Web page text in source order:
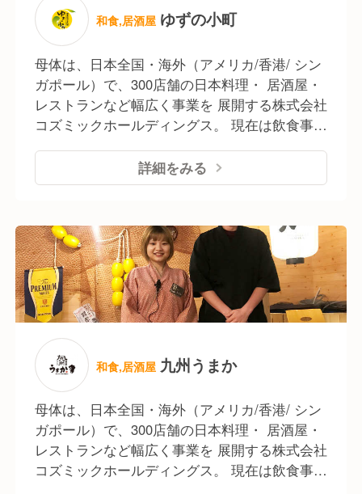
現場を一番知るスタッフのアイデアこそ重要だから。
どうすれば実際に形になるか、一緒に考え
店舗経営の楽しさも難しさも常に体感しながら
実体験として学べる環境が当社にはあります。
◇★ 飲食業×多彩なキャリアパス ★◇
当社では、直営店舗の運営にとどまらず、
FC本部機能を持つ“事業会社”ならではの
多彩なキャリアフィールドを用意しています。
ステージへのステップアップが可能です。
●FC本部SV
加盟店の経営支援や売上改善、
オペレーションの標準化などを通じて、
「店舗を支える立場」で飲食事業に関われます。
●ブランド開発・商品企画
新しい業態やメニューを一から開発。
マーケティングやトレンド分析をもとに、
ゼロからブランドを創り出す経験が可能です。
●物件開発・購買・経営企画
和食,居酒屋 ゆずの小町
母体は、日本全国・海外（アメリカ/香港/ シン
ガポール）で、300店舗の日本料理・ 居酒屋・
レストランなど幅広く事業を 展開する株式会社
コズミックホールディングス。 現在は飲食事業
都道府県＋海外3ヵ国で ●国内直営レストラン
事業(居酒屋･カフェなど) ●海外直営レストラン
内FC事業 / 海外FC事業 など幅広く事業を展
開。 今後も勢いを留めず、『新業態への着手』
『既存ブランドのFC展開』 この二つを軸に、
着実に事業を拡大。
詳細をみる
和食,居酒屋 九州うまか
母体は、日本全国・海外（アメリカ/香港/ シン
ガポール）で、300店舗の日本料理・ 居酒屋・
レストランなど幅広く事業を 展開する株式会社
コズミックホールディングス。 現在は飲食事業